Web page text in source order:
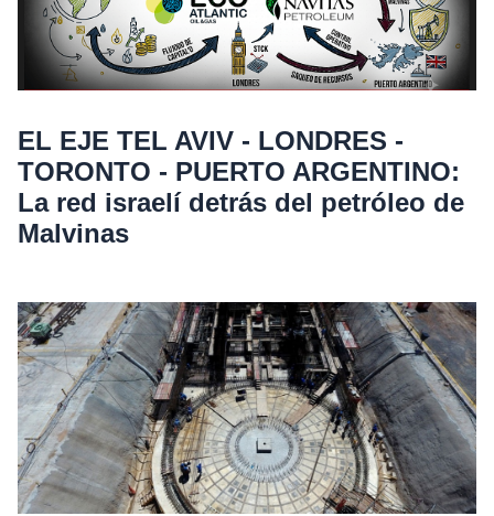
EL EJE TEL AVIV - LONDRES -
TORONTO - PUERTO ARGENTINO:
La red israelí detrás del petróleo de
Malvinas